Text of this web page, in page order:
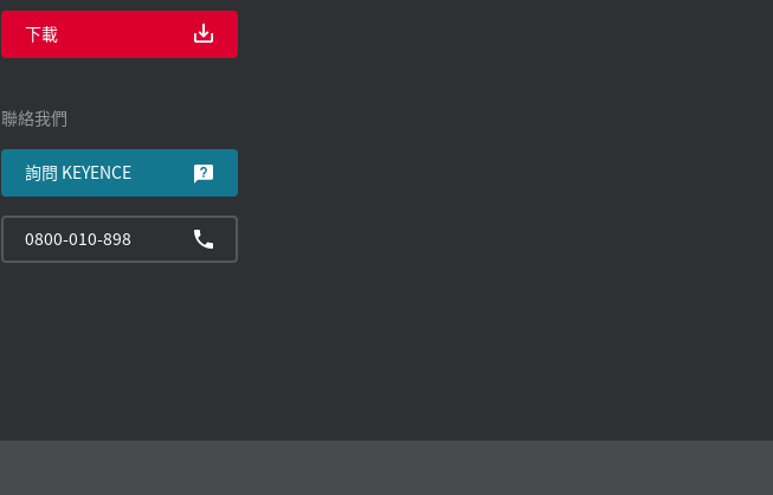
下載
聯絡我們
詢問 KEYENCE
0800-010-898